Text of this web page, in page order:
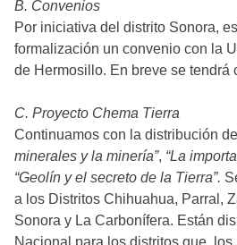
B. Convenios
Por iniciativa del distrito Sonora,
formalización un convenio con la
de Hermosillo. En breve se tendrá
C. Proyecto Chema Tierra
Continuamos con la distribución
minerales y la minería”, “La
“Geolín y el secreto de la Tierra”.
a los Distritos Chihuahua, Parral,
Sonora y La Carbonífera. Están
Nacional para los distritos que los